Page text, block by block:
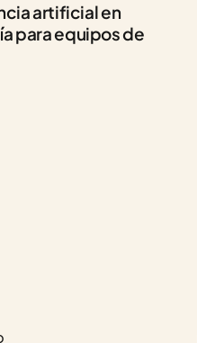
artificial en
para equipos de